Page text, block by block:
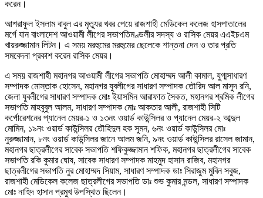
করেন।
আশরাফুল ইসলাম বাবুল এর মৃত্যুর খবর পেয়ে রাজশাহী মেডিকেল কলেজ হাসপাতালের
মর্গে যান বাংলাদেশ আওয়ামী লীগের সভাপতিমণ্ডলীর সদস্য ও রাসিক মেয়র এএইচএম
খায়রুজ্জামান লিটন। এ সময় মরহুমের মরহুমের ছেলেকে শান্তনা দেন ও তার প্রতি
সমবেদনা প্রকাশ করেন রাসিক মেয়র।
এ সময় রাজশাহী মহানগর আওয়ামী লীগের সভাপতি মোহাম্মদ আলী কামাল, যুগ্মসাধারণ
সম্পাদক মোস্তাক হোসেন, মহানগর যুবলীগের সাধারণ সম্পাদক তৌরিদ আল মাসুদ রনি,
জেলা যুবলীগের সাধারণ সম্পাদক মোঃ ইয়াসমিন আরাফাত সৈকত, মহানগর শ্রমিক লীগের
সভাপতি মাহবুবুল আলম, সাধারণ সম্পাদক মোঃ আকতার আলী, রাজশাহী সিটি
কর্পোরেশনের প্যানেল মেয়র-১ ও ১৩নং ওয়ার্ড কাউন্সিলর ও প্যানেল মেয়র-২ আব্দুল
মোমিন, ১৯নং ওয়ার্ড কাউন্সিলর তৌহিদুল হক সুমন, ৬নং ওয়ার্ড কাউন্সিলর মোঃ
নুরুজ্জামান, ৮নং ওয়ার্ড কাউন্সিলর জানে আলম জনি, ৯নং ওয়ার্ড কাউন্সিলর রাসেল জামান,
মহানগর ছাত্রলীগের সাবেক সভাপতি শফিকুজ্জামান শফিক, মহানগর ছাত্রলীগের সাবেক
সভাপতি রকি কুমার ঘোষ, সাবেক সাধারণ সম্পাদক মাহমুদ হাসান রাজিব, মহানগর
ছাত্রলীগের সভাপতি নুর মোহাম্মদ সিয়াম, সাধারণ সম্পাদক ডাঃ সিরাজুম মুবিন সবুজ,
রাজশাহী মেডিকেল কলেজ ছাত্রলীগের সভাপতি ডাঃ শুভ কুমার মন্ডল, সাধারণ সম্পাদক
মোঃ নাহিদ হাসান প্রমুখ উপস্থিত ছিলেন।